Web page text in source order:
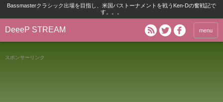
Bassmasterクラシック出場を目指し、米国バストーナメントを戦うKen-Dの奮戦記で
す。。。
DeeeP STREAM menu
スポンサーリンク